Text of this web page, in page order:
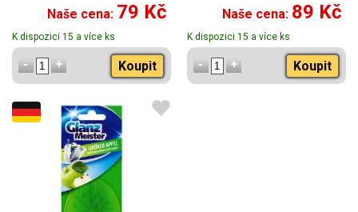
Naše cena: 79 Kč
K dispozici 15 a více ks
Koupit
Naše cena: 89 Kč
K dispozici 15 a více ks
Koupit